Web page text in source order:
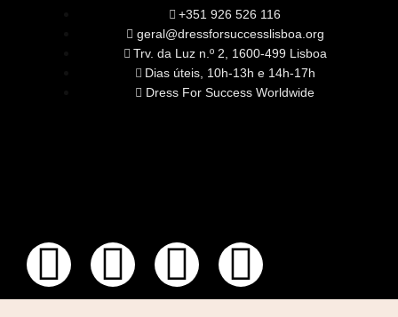
+351 926 526 116
geral@dressforsuccesslisboa.org
Trv. da Luz n.º 2, 1600-499 Lisboa
Dias úteis, 10h-13h e 14h-17h
Dress For Success Worldwide